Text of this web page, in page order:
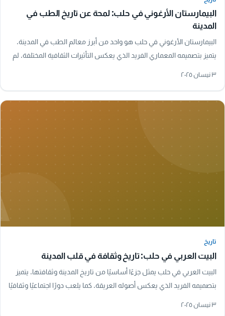
البيمارستان الأرغوني في حلب: لمحة عن تاريخ الطب في
المدينة
البيمارستان الأرغوني في حلب هو واحد من أبرز معالم الطب في المدينة.
يتميز بتصميمه المعماري الفريد الذي يعكس التأثيرات الثقافية المختلفة. لم
٣ نيسان ٢٠٢٥
تاريخ
البيت العربي في حلب: تاريخ وثقافة في قلب المدينة
البيت العربي في حلب يمثل جزءًا أساسيًا من تاريخ المدينة وثقافتها. يتميز
بتصميمه الفريد الذي يعكس أصوله العريقة. كما يلعب دورًا اجتماعيًا وثقافيًا
٣ نيسان ٢٠٢٥